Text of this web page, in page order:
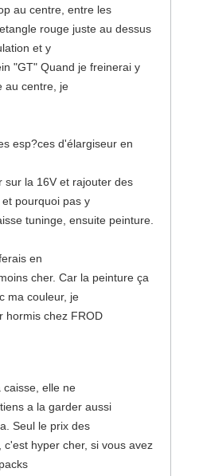
au centre, entre les
rouge juste au dessus
et y
"GT" Quand je freinerai y
au centre, je
esp?ces d'élargiseur en
sur la 16V et rajouter des
pourquoi pas y
tuninge, ensuite peinture.
en
cher. Car la peinture ça
ma couleur, je
hormis chez FROD
elle ne
a la garder aussi
Seul le prix des
hyper cher, si vous avez